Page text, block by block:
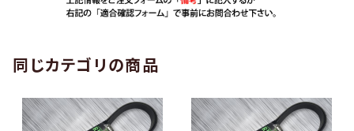
同じカテゴリの商品